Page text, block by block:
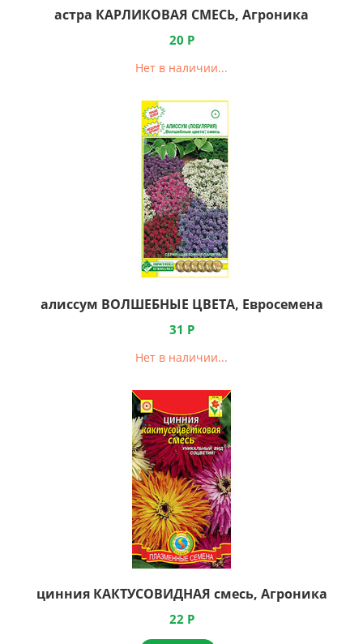
астра КАРЛИКОВАЯ СМЕСЬ, Агроника
20 Р
Нет в наличии...
алиссум ВОЛШЕБНЫЕ ЦВЕТА, Евросемена
31 Р
Нет в наличии...
цинния КАКТУСОВИДНАЯ смесь, Агроника
22 Р